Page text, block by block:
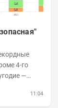
4-го
—
11:04